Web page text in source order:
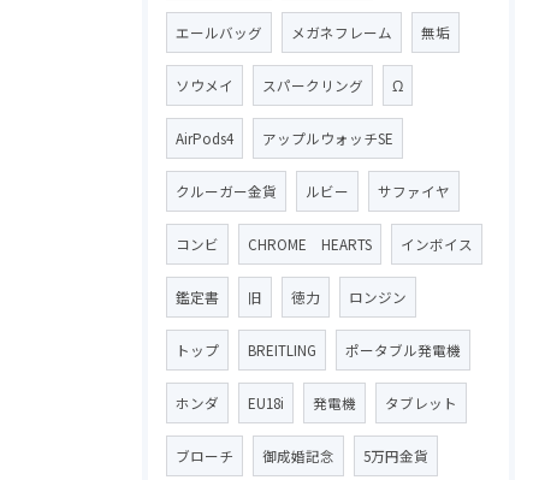
エールバッグ メガネフレーム 無垢
ソウメイ スパークリング Ω
AirPods4 アップルウォッチSE
クルーガー金貨 ルビー サファイヤ
コンビ CHROME HEARTS インボイス
鑑定書 旧 徳力 ロンジン
トップ BREITLING ポータブル発電機
ホンダ EU18i 発電機 タブレット
ブローチ 御成婚記念 5万円金貨